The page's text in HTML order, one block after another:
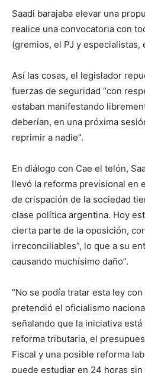
Saadi barajaba elevar una
realice una convocatoria con
(gremios, el PJ y especialistas,
Así las cosas, el legislador
fuerzas de seguridad “con
estaban manifestando
deberían, en una próxima
reprimir a nadie”.
En diálogo con Cae el telón,
llevó la reforma previsional en
de crispación de la sociedad
clase política argentina. Hoy
cierta parte de la oposición,
irreconciliables”, lo que a su
causando muchísimo daño”.
“No se podía tratar esta ley
pretendió el oficialismo
señalando que la iniciativa
reforma tributaria, el
Fiscal y una posible reforma
puede estudiar en 24 horas